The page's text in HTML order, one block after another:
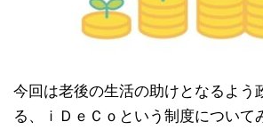
今回は老後の生活の助けとなるよう
る、ｉＤｅＣｏという制度について